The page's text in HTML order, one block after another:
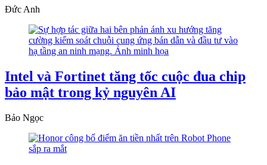
Đức Anh
Intel và Fortinet tăng tốc cuộc đua chip
bảo mật trong kỷ nguyên AI
Bảo Ngọc